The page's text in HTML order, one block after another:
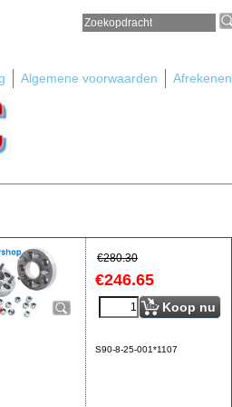
Algemene voorwaarden Afrekenen
€280.30
€246.65
Koop nu
S90-8-25-001*1107